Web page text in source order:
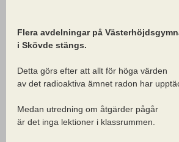
Flera avdelningar på
i Skövde stängs.
Detta görs efter att allt för höga värden
av det radioaktiva ämnet radon har
Medan utredning om åtgärder pågår
är det inga lektioner i klassrummen.